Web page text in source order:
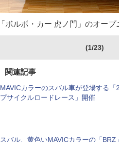
「ボルボ・カー 虎ノ門」のオー
(1/23)
関連記事
MAVICカラーのスバル車が登場する「
プサイクルロードレース」開催
スバル、黄色いMAVICカラーの「BRZ